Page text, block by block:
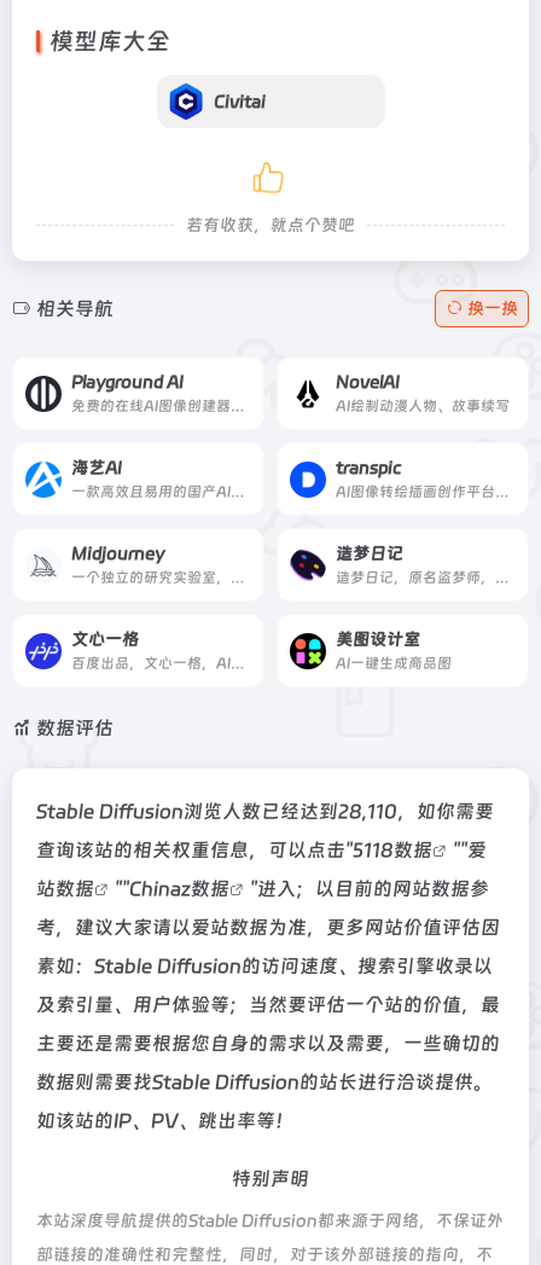
模型库大全
Civitai
若有收获，就点个赞吧
相关导航 换一换
Playground AI
免费的在线AI图像创建器。用它来创建艺术、社交媒体帖子、演示文稿、海报、视频、标志和更多。
NovelAI
AI绘制动漫人物、故事续写
海艺AI
一款高效且易用的国产AI绘画工具，让你无需专业技能，轻松生成大量高质量图片
transpic
AI图像转绘插画创作平台、上传图片生成多张图片，图片风格转换
Midjourney
一个独立的研究实验室，探索新的思想媒介，扩大人类的想象力。
造梦日记
造梦日记，原名盗梦师，是西湖心辰联合西湖大学研发的一款AI绘画工具，覆盖多模态模型训练和图像生成，包括二次元头像生成、图片设计等，可应用于绘画、动漫游戏、运营策划和电商等领域，人人都可实现自己的创作梦。
文心一格
百度出品，文心一格，AI艺术和创意辅助平台，依托飞桨、文心大模型的技术创新推出的“AI作画”产品，可轻松驾驭多种风格，人人皆可“一语成画”
美图设计室
AI一键生成商品图
数据评估
Stable Diffusion浏览人数已经达到28,110，如你需要
查询该站的相关权重信息，可以点击"5118数据 ""爱
站数据
""Chinaz数据
"进入；以目前的网站数据参
考，建议大家请以爱站数据为准，更多网站价值评估因
素如：Stable Diffusion的访问速度、搜索引擎收录以
及索引量、用户体验等；当然要评估一个站的价值，最
主要还是需要根据您自身的需求以及需要，一些确切的
数据则需要找Stable Diffusion的站长进行洽谈提供。
如该站的IP、PV、跳出率等！
特别声明
本站深度导航提供的Stable Diffusion都来源于网络，不保证外
部链接的准确性和完整性，同时，对于该外部链接的指向，不